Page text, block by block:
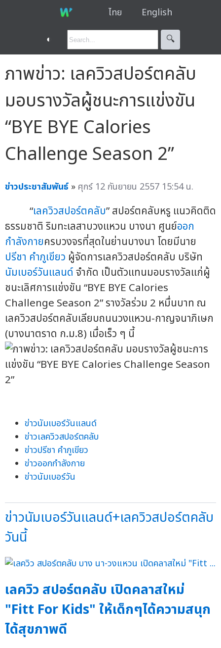
ไทย English
◐ 🔍︎
ภาพข่าว: เลควิวสปอร์ตคลับ
มอบรางวัลผู้ชนะการแข่งขัน
“BYE BYE Calories
Challenge Season 2”
ข่าวประชาสัมพันธ์ » ศุกร์ 12 กันยายน 2557 15:54 น.
“เลควิวสปอร์ตคลับ” สปอร์ตคลับหรู แนวคิดติด
ธรรมชาติ ริมทะเลสาบวงแหวน บางนา ศูนย์ออก
กำลังกายครบวงจรที่สุดในย่านบางนา โดยมีนาย
ปรีชา คำภูเขียว ผู้จัดการเลควิวสปอร์ตคลับ บริษัท
นัมเบอร์วันแลนด์จำกัด เป็นตัวแทนมอบรางวัลแก่ผู้
ชนะเลิศการแข่งขัน “BYE BYE Calories
Challenge Season 2” รางวัลร่วม 2 หมื่นบาท ณ
เลควิวสปอร์ตคลับเลียบถนนวงแหวน-กาญจนาภิเษก
(บางนาตราด ก.ม.8) เมื่อเร็ว ๆ นี้
ข่าวนัมเบอร์วันแลนด์
ข่าวเลควิวสปอร์ตคลับ
ข่าวปรีชา คำภูเขียว
ข่าวออกกำลังกาย
ข่าวนัมเบอร์วัน
ข่าวนัมเบอร์วันแลนด์+เลควิวสปอร์ตคลับ
วันนี้
เลควิว สปอร์ตคลับ เปิดคลาสใหม่
"Fitt For Kids" ให้เด็กๆได้ความสนุก
ได้สุขภาพดี